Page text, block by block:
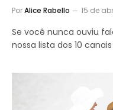
PorAlice Rabello 15 de
Se você nunca ouviu
nossa lista dos 10